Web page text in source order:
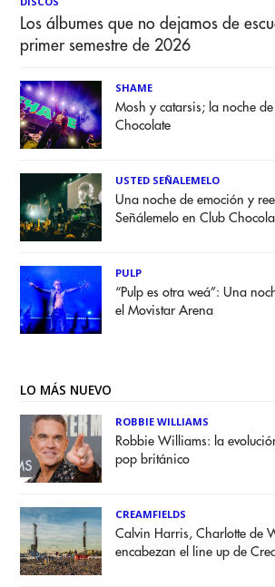
Los álbumes que no dejamos de
primer semestre de 2026
SHAME
Mosh y catarsis; la noche
Chocolate
USTED SEÑALEMELO
Una noche de emoción y
Señálemelo en Club
PULP
“Pulp es otra weá”: Una
el Movistar Arena
LO MÁS NUEVO
ROBBIE WILLIAMS
Robbie Williams: la
pop británico
CREAMFIELDS
Calvin Harris, Charlotte de
encabezan el line up de